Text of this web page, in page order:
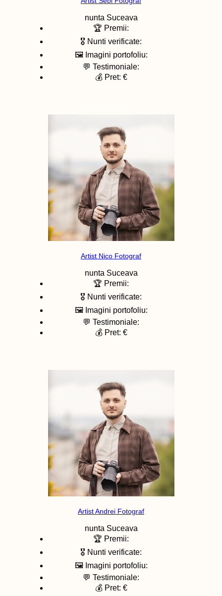
nunta Suceava
🏆 Premii:
🎖️ Nunti verificate:
🖼️ Imagini portofoliu:
💬 Testimoniale:
💰 Pret: €
Artist Nico Fotograf
nunta Suceava
🏆 Premii:
🎖️ Nunti verificate:
🖼️ Imagini portofoliu:
💬 Testimoniale:
💰 Pret: €
Artist Andrei Fotograf
nunta Suceava
🏆 Premii:
🎖️ Nunti verificate:
🖼️ Imagini portofoliu:
💬 Testimoniale:
💰 Pret: €